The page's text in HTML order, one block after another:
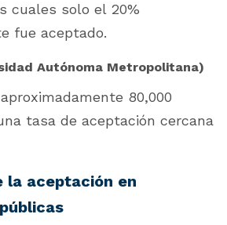
cuales solo el 20%
fue aceptado.
Autónoma Metropolitana)
80,000
tasa de aceptación cercana
la aceptación en